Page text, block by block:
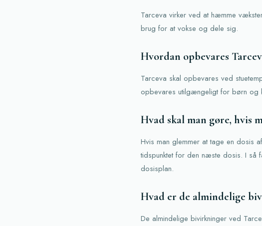
Tarceva virker ved at hæmme
brug for at vokse og dele sig.
Hvordan opbevares
Tarceva skal opbevares ved
opbevares utilgængeligt for børn og
Hvad skal man gøre, hvis
Hvis man glemmer at tage en dosis
tidspunktet for den næste dosis. I
dosisplan.
Hvad er de almindelige
De almindelige bivirkninger ved